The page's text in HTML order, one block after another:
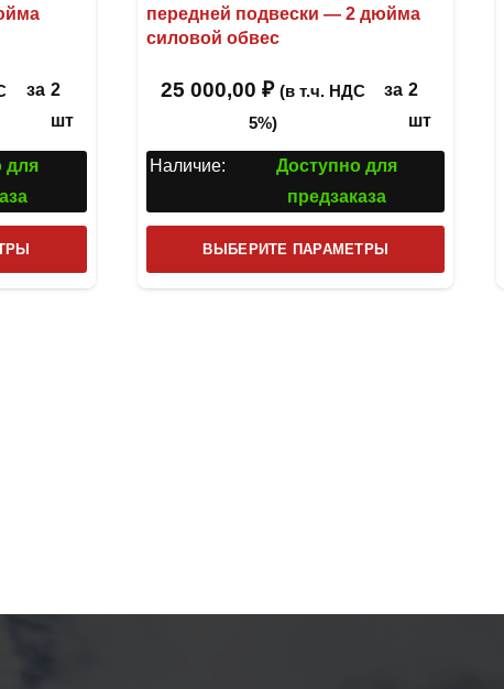
за 2
шт
для
товар
передней подвески — 2 дюйма
силовой обвес
25 000,00 ₽ (в т.ч. НДС
5%)
за 2
шт
Наличие:
Доступно для
предзаказа
ВЫБЕРИТЕ ПАРАМЕТРЫ
товар